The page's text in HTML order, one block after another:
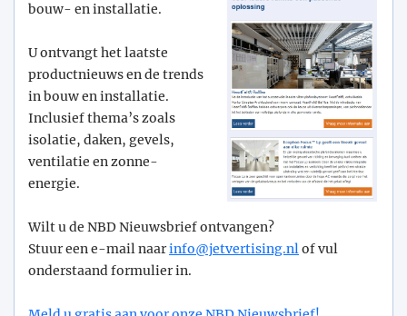
bouw- en installatie.
U ontvangt het laatste
productnieuws en de trends
in bouw en installatie.
Inclusief thema’s zoals
isolatie, daken, gevels,
ventilatie en zonne-
energie.
Wilt u de NBD Nieuwsbrief ontvangen?
Stuur een e-mail naarinfo@­jetvertising.nlof vul
onderstaand formulier in.